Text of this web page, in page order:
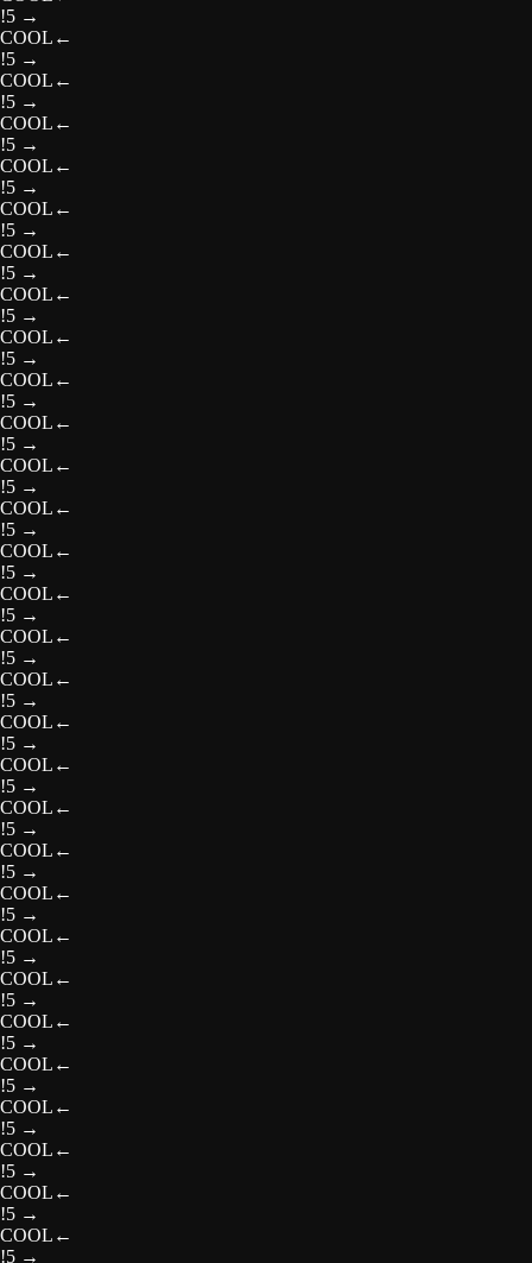
!5 →
COOL ←
!5 →
COOL ←
!5 →
COOL ←
!5 →
COOL ←
!5 →
COOL ←
!5 →
COOL ←
!5 →
COOL ←
!5 →
COOL ←
!5 →
COOL ←
!5 →
COOL ←
!5 →
COOL ←
!5 →
COOL ←
!5 →
COOL ←
!5 →
COOL ←
!5 →
COOL ←
!5 →
COOL ←
!5 →
COOL ←
!5 →
COOL ←
!5 →
COOL ←
!5 →
COOL ←
!5 →
COOL ←
!5 →
COOL ←
!5 →
COOL ←
!5 →
COOL ←
!5 →
COOL ←
!5 →
COOL ←
!5 →
COOL ←
!5 →
COOL ←
!5 →
COOL ←
!5 →